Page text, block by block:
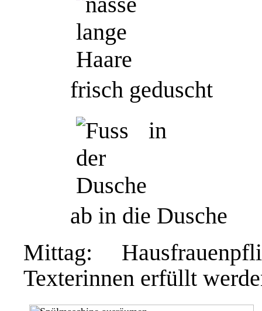
frisch geduscht
ab in die Dusche
Mittag:
Texterinnen erfüllt